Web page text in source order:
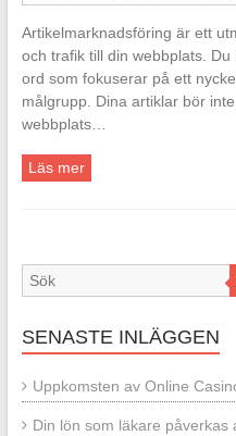
Artikelmarknadsföring är ett
och trafik till din webbplats.
ord som fokuserar på ett
målgrupp. Dina artiklar bör
webbplats…
Läs mer
SENASTE INLÄGGEN
Uppkomsten av Online
Din lön som läkare påverkas